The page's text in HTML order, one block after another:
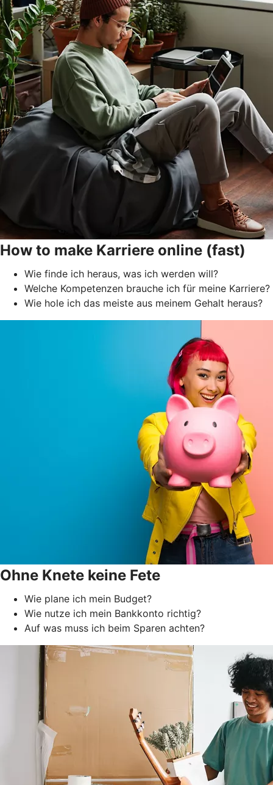
How to make Karriere online (fast)
Wie finde ich heraus, was ich werden will?
Welche Kompetenzen brauche ich für meine Karriere?
Wie hole ich das meiste aus meinem Gehalt heraus?
Ohne Knete keine Fete
Wie plane ich mein Budget?
Wie nutze ich mein Bankkonto richtig?
Auf was muss ich beim Sparen achten?